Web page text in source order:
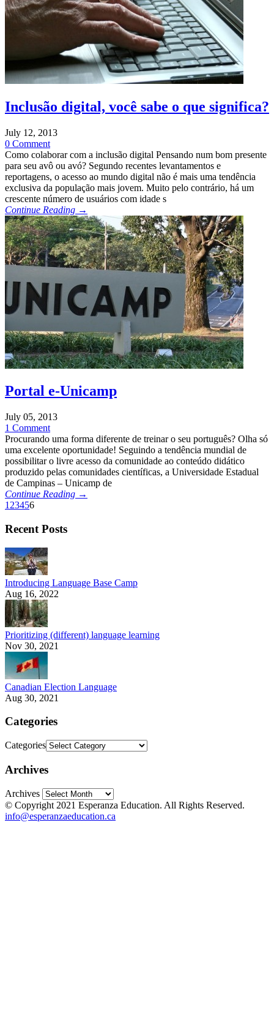
Inclusão digital, você sabe o que significa?
July 12, 2013
0 Comment
Como colaborar com a inclusão digital Pensando num bom presente
para seu avô ou avó? Segundo recentes levantamentos e
reportagens, o acesso ao mundo digital não é mais uma tendência
exclusiva da população mais jovem. Muito pelo contrário, há um
crescente número de usuários com idade s
Continue Reading →
Portal e-Unicamp
July 05, 2013
1 Comment
Procurando uma forma diferente de treinar o seu português? Olha só
uma excelente oportunidade! Seguindo a tendência mundial de
possibilitar o livre acesso da comunidade ao conteúdo didático
produzido pelas comunidades científicas, a Universidade Estadual
de Campinas – Unicamp de
Continue Reading →
1 23456
Recent Posts
Introducing Language Base Camp
Aug 16, 2022
Prioritizing (different) language learning
Nov 30, 2021
Canadian Election Language
Aug 30, 2021
Categories
Categories
Archives
Archives
© Copyright 2021 Esperanza Education. All Rights Reserved.
info@esperanzaeducation.ca